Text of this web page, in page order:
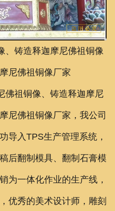
联系我们
、铸造释迦摩尼佛祖铜像
尼佛祖铜像厂家
佛祖铜像、铸造释迦摩尼
尼佛祖铜像厂家 ，我公司
导入TPS生产管理系统，
后翻制模具、翻制石膏模
为一体化作业的生产线，
优秀的美术设计师，雕刻